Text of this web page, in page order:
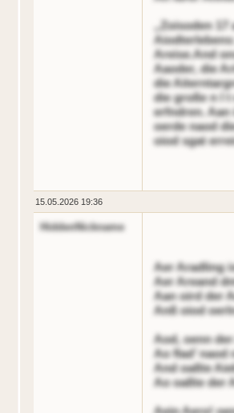
„Zoisoden 17
Areise.And
Aaoder, die
die
die große n l t
erfndren.
oerde naod
oiod sgat
15.05.2026 19:36
HiddenNickname
Aer Aradling
Aer Areand
Aan oird der
Anß oiod
Aod, oenn
Ao flad’ naod
And oaßte
Ao oaßte der